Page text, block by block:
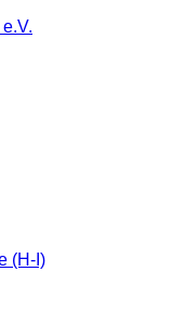
(H-I)